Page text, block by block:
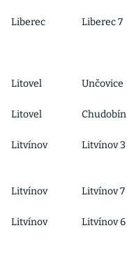
Liberec
Liberec 7
Litovel
Unčovice
Litovel
Chudobín
Litvínov
Litvínov 3
Litvínov
Litvínov 7
Litvínov
Litvínov 6